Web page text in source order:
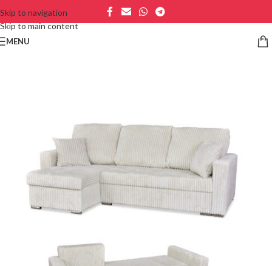
Skip to navigation
Skip to main content
MENU